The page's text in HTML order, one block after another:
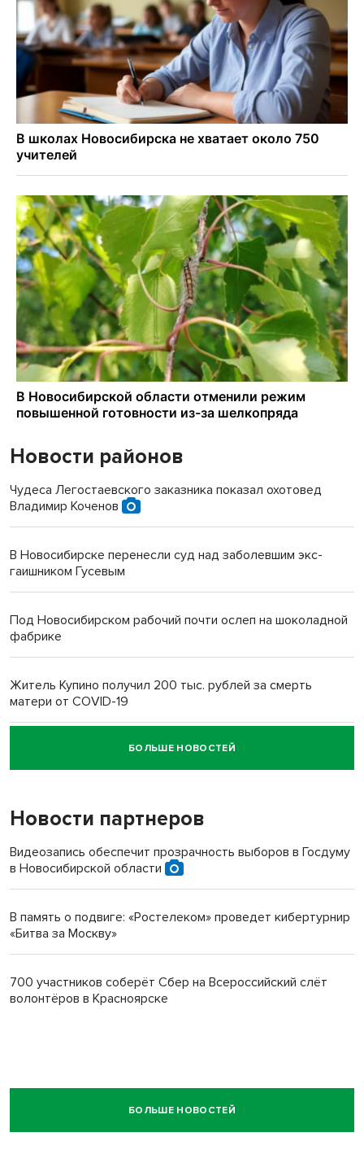
Новости районов
Чудеса Легостаевского заказника показал охотовед
Владимир Коченов
В Новосибирске перенесли суд над заболевшим экс-
гаишником Гусевым
Под Новосибирском рабочий почти ослеп на шоколадной
фабрике
Житель Купино получил 200 тыс. рублей за смерть
матери от COVID-19
Новосибирский суд наказал водителя за смерть
пенсионерки на вокзале
БОЛЬШЕ НОВОСТЕЙ
Новости партнеров
Видеозапись обеспечит прозрачность выборов в Госдуму
в Новосибирской области
В память о подвиге: «Ростелеком» проведет кибертурнир
«Битва за Москву»
700 участников соберёт Сбер на Всероссийский слёт
волонтёров в Красноярске
БОЛЬШЕ НОВОСТЕЙ